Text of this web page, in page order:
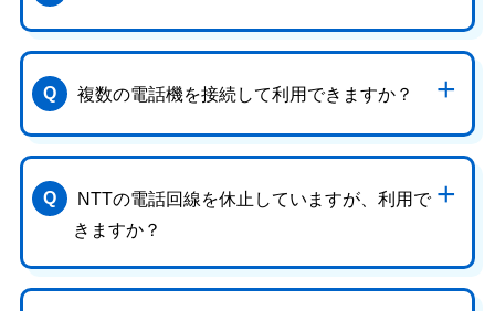
複数の電話機を接続して利用できますか？
NTTの電話回線を休止していますが、利用で
きますか？